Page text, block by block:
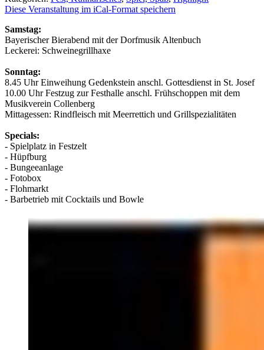
Diese Veranstaltung im iCal-Format speichern
Samstag:
Bayerischer Bierabend mit der Dorfmusik Altenbuch
Leckerei: Schweinegrillhaxe
Sonntag:
8.45 Uhr Einweihung Gedenkstein anschl. Gottesdienst in St. Josef
10.00 Uhr Festzug zur Festhalle anschl. Frühschoppen mit dem
Musikverein Collenberg
Mittagessen: Rindfleisch mit Meerrettich und Grillspezialitäten
Specials:
- Spielplatz in Festzelt
- Hüpfburg
- Bungeeanlage
- Fotobox
- Flohmarkt
- Barbetrieb mit Cocktails und Bowle